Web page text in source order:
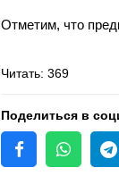
Отметим, что
Читать: 369
Поделиться в